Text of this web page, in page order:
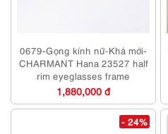
0679-Gọng kính nữ-Khá mới-
CHARMANT Hana 23527 half
rim eyeglasses frame
1,880,000 đ
- 24%